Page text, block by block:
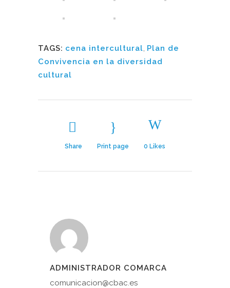
TAGS: cena intercultural, Plan de
Convivencia en la diversidad
cultural
Share Print page 0 Likes
ADMINISTRADOR COMARCA
comunicacion@cbac.es